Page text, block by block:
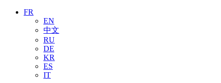
FR
EN
中文
RU
DE
KR
ES
IT